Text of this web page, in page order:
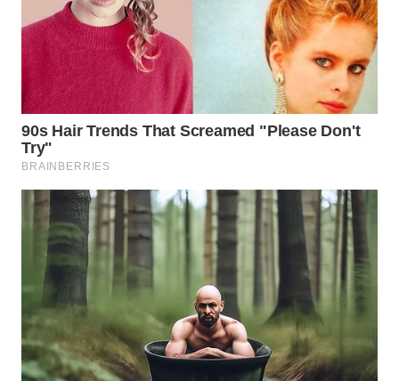
KALSEL
WN
KALTIM
WN
SULSEL
WN
GORONTALO
WN
SULUT
WN
MALUKU